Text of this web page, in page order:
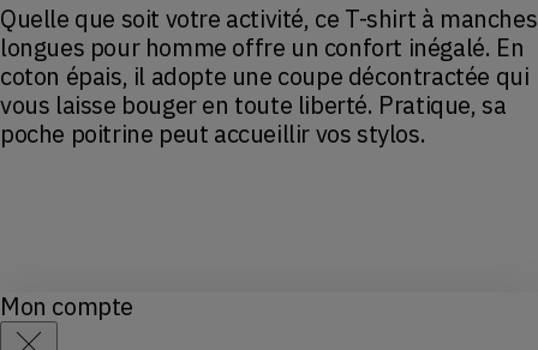
T-shirt à poche mi-lourd
CHF 43.00
Quelle que soit votre activité, ce T-shirt à manches
longues pour homme offre un confort inégalé. En
coton épais, il adopte une coupe décontractée qui
vous laisse bouger en toute liberté. Pratique, sa
poche poitrine peut accueillir vos stylos.
Mon compte